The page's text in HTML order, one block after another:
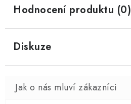
Hodnocení produktu (0)
Diskuze